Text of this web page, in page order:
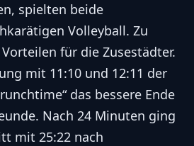
spielten beide
Volleyball. Zu
für die Zusestädter.
mit 11:10 und 12:11 der
das bessere Ende
Nach 24 Minuten ging
mit 25:22 nach